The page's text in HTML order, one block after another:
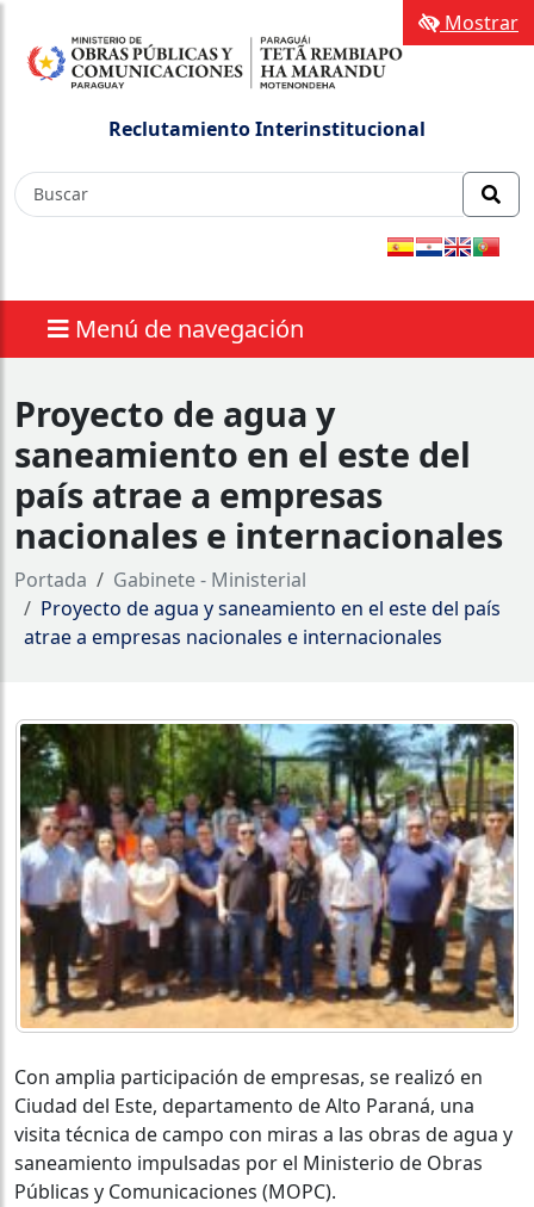
Reclutamiento Interinstitucional
Menú de navegación
Mostrar
Proyecto de agua y
saneamiento en el este del
país atrae a empresas
nacionales e internacionales
Portada
Gabinete - Ministerial
Proyecto de agua y saneamiento en el este del país
atrae a empresas nacionales e internacionales
Con amplia participación de empresas, se realizó en
Ciudad del Este, departamento de Alto Paraná, una
visita técnica de campo con miras a las obras de agua y
saneamiento impulsadas por el Ministerio de Obras
Públicas y Comunicaciones (MOPC).